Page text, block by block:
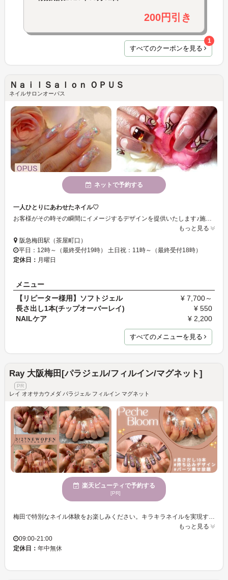
200円引き
すべてのクーポンを見る
1
ＮａｉｌＳａｌｏｎ ＯＰＵＳ
ネイルサロンオーパス
ネットで予約する
一人ひとりにあわせたネイル♡
お客様がその時その瞬間にイメージするデザインを提供いたします♪施術が終わった後、幸せな気分になって頂ければ幸いです♡皆様にとって、【OPUS】がライフワークに一部や安らぎの空間になれればと思っております☆ミ
もっと見る
阪急梅田駅（茶屋町口）
平日：12時～（最終受付19時） 土日祝：11時～（最終受付18時）
定休日： 月曜日
メニュー
【リピーター様用】ソフトジェル
¥ 7,700～
長さ出し1本(チップオーバーレイ)
¥ 550
NAILケア
¥ 2,200
すべてのメニューを見る
Ray 大阪梅田[パラジェル/フィルイン/マグネット]
レイ オオサカウメダ パラジェル フィルイン マグネット
楽天ビューティで予約する
[PR]
もっと見る
09:00-21:00
定休日： 年中無休